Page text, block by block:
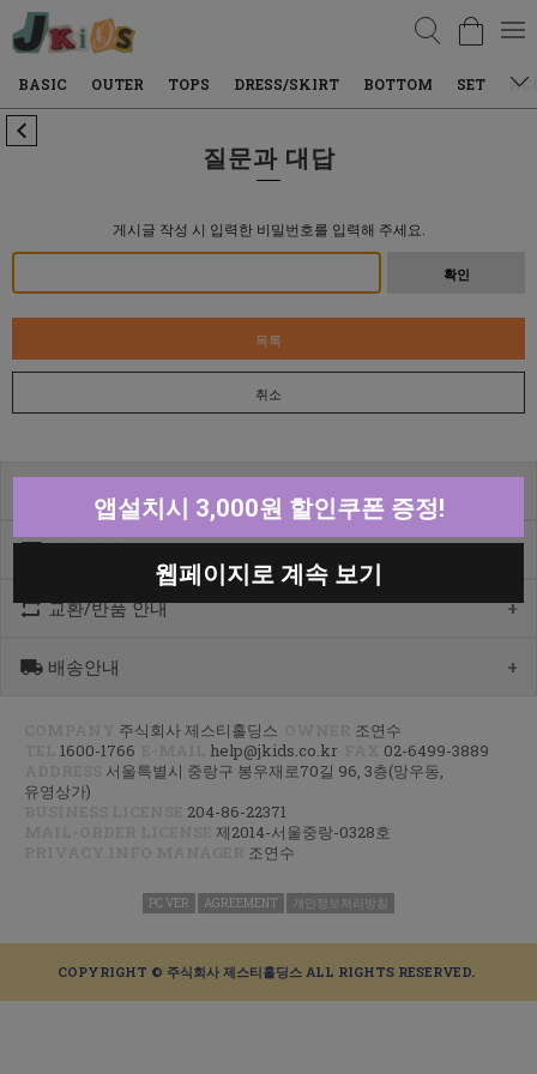
검색
BASIC OUTER TOPS DRESS/SKIRT BOTTOM SET
질문과 대답
게시글 작성 시 입력한 비밀번호를 입력해 주세요.
확인
목록
취소
1600-1766
[월-목] 10:00 ~14:30
[점심] 12:00 ~ 13:00
[금] 08:30 ~ 12:30
계좌안내
우리 1005-302-047686
예금주 : 제스티홀딩스
교환/반품 안내
제품수령 후 반품을 하시려면 수령 후 7일 이내에 마이페이지내에서
CJ대한통운(1588-1255)으로 반품접수 또는 인터넷사이트에서 온라인
접수 후 픽업요청해주세요.
교환/반품 : 경기도 고양시 덕양구 오금동 삼막3길 10 마포지사 1F
은평직영2팀 - 제이키즈
배송안내
평균 상품 준비기간은 주말제외 2~4일까지 소요될수 있습니다.
(주말 및 공휴일 제외, 제주 도서 산간 지역은 추가로 1~2일이 더
소요됩니다.)
주문하신 상품이 입고가 늦어지는 상품이거나 주문 제작 상품일 경우엔
기일이 더 걸릴 수 있습니다.
신발이나 악세사리 카테고리 상품은 고객님 주문건 결제후 거래처에서
이상, 리오더 기간에는 한달정도 소요 되실수 있는점
양해부탁드립니다.
기다려주시면 감사하겠습니다^^
주식회사 제스티홀딩스
조연수
1600-1766 help@jkids.co.kr
02-6499-3889
서울특별시 중랑구 봉우재로70길 96, 3층(망우동,
유영상가)
204-86-22371
제2014-서울중랑-0328호
조연수
PC VER AGREEMENT 개인정보처리방침
COPYRIGHT © 주식회사 제스티홀딩스 ALL RIGHTS RESERVED.
앱설치시 3,000원 할인쿠폰 증정!
웹페이지로 계속 보기